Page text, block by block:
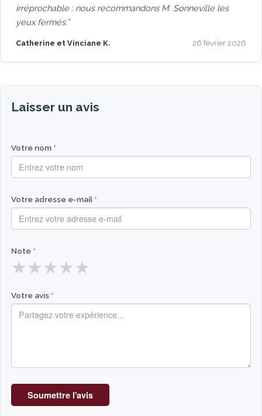
irréprochable : nous recommandons M. Sonneville les
yeux fermés.
Catherine et Vinciane K. 26 février 2026
Laisser un avis
Votre nom
Votre adresse e-mail
Note
★
★
★
★
★
Votre avis
Soumettre l'avis